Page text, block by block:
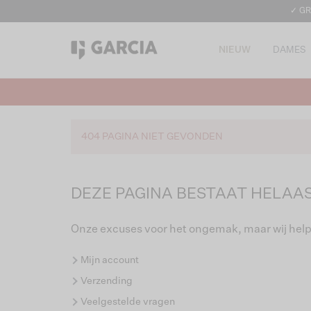
✓
NIEUW DAMES
404 PAGINA NIET GEVONDEN
DEZE PAGINA BESTAAT
Onze excuses voor het ongemak, maar wij
Mijn account
Verzending
Veelgestelde vragen